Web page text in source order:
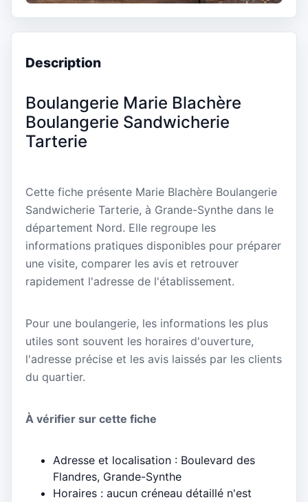
Description
Boulangerie Marie Blachère
Boulangerie Sandwicherie
Tarterie
Cette fiche présente Marie Blachère Boulangerie
Sandwicherie Tarterie, à Grande-Synthe dans le
département Nord. Elle regroupe les
informations pratiques disponibles pour préparer
une visite, comparer les avis et retrouver
rapidement l'adresse de l'établissement.
Pour une boulangerie, les informations les plus
utiles sont souvent les horaires d'ouverture,
l'adresse précise et les avis laissés par les clients
du quartier.
À vérifier sur cette fiche
Adresse et localisation : Boulevard des
Flandres, Grande-Synthe
Horaires : aucun créneau détaillé n'est